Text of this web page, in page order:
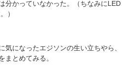
分かっていなかった。（ちなみにLED
）
気になったエジソンの生い立ちやら、
まとめてみる。